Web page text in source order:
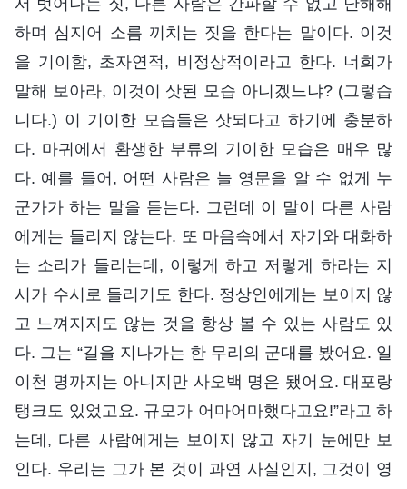
하며 심지어 소름 끼치는 짓을 한다는 말이다. 이것
을 기이함, 초자연적, 비정상적이라고 한다. 너희가
말해 보아라, 이것이 삿된 모습 아니겠느냐? (그렇습
니다.) 이 기이한 모습들은 삿되다고 하기에 충분하
다. 마귀에서 환생한 부류의 기이한 모습은 매우 많
다. 예를 들어, 어떤 사람은 늘 영문을 알 수 없게 누
군가가 하는 말을 듣는다. 그런데 이 말이 다른 사람
에게는 들리지 않는다. 또 마음속에서 자기와 대화하
는 소리가 들리는데, 이렇게 하고 저렇게 하라는 지
시가 수시로 들리기도 한다. 정상인에게는 보이지 않
고 느껴지지도 않는 것을 항상 볼 수 있는 사람도 있
다. 그는 “길을 지나가는 한 무리의 군대를 봤어요. 일
이천 명까지는 아니지만 사오백 명은 됐어요. 대포랑
탱크도 있었고요. 규모가 어마어마했다고요!”라고 하
는데, 다른 사람에게는 보이지 않고 자기 눈에만 보
인다. 우리는 그가 본 것이 과연 사실인지, 그것이 영